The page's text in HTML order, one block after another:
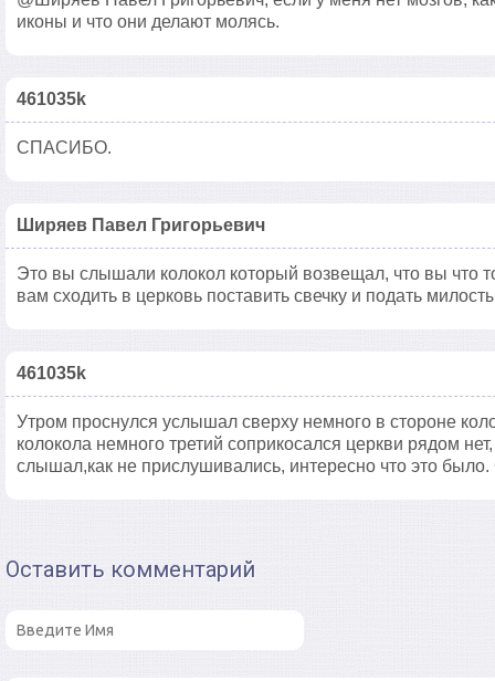
иконы и что они делают молясь.
461035k
СПАСИБО.
Ширяев Павел Григорьевич
Это вы слышали колокол который возвещал, что вы что
вам сходить в церковь поставить свечку и подать
461035k
Утром проснулся услышал сверху немного в стороне
колокола немного третий соприкосался церкви рядом
слышал,как не прислушивались, интересно что это
Оставить комментарий